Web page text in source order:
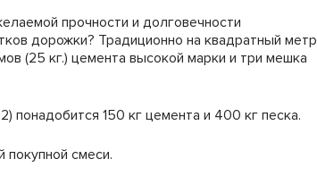
прочности и долговечности
дорожки? Традиционно на квадратный метр
(25 кг.) цемента высокой марки и три мешка
150 кг цемента и 400 кг песка.
покупной смеси.